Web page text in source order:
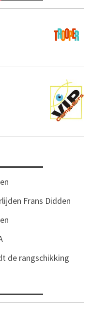
Frans Didden
de rangschikking